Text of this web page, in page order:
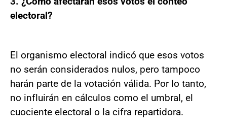
electoral?
El organismo electoral indicó que esos votos
no serán considerados nulos, pero tampoco
harán parte de la votación válida. Por lo tanto,
no influirán en cálculos como el umbral, el
cuociente electoral o la cifra repartidora.